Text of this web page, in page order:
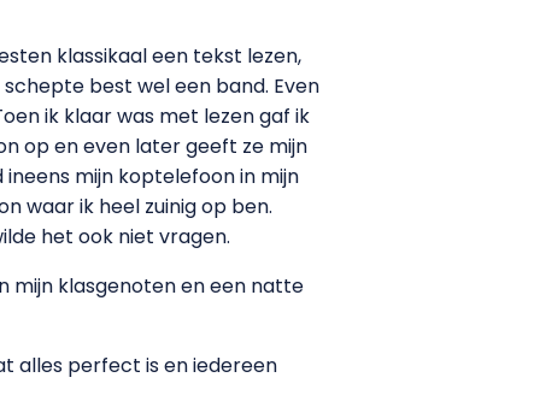
klassikaal een tekst lezen,
best wel een band. Even
ik klaar was met lezen gaf ik
op en even later geeft ze mijn
mijn koptelefoon in mijn
waar ik heel zuinig op ben.
het ook niet vragen.
mijn klasgenoten en een natte
alles perfect is en iedereen